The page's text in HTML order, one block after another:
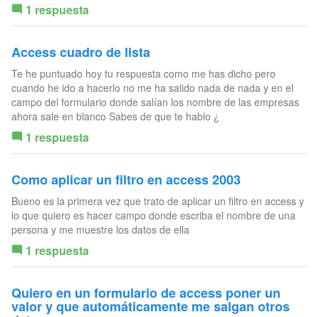
1 respuesta
Access cuadro de lista
Te he puntuado hoy tu respuesta como me has dicho pero
cuando he ido a hacerlo no me ha salido nada de nada y en el
campo del formulario donde salían los nombre de las empresas
ahora sale en blanco Sabes de que te hablo ¿
1 respuesta
Como aplicar un filtro en access 2003
Bueno es la primera vez que trato de aplicar un filtro en access y
lo que quiero es hacer campo donde escriba el nombre de una
persona y me muestre los datos de ella
1 respuesta
Quiero en un formulario de access poner un
valor y que automáticamente me salgan otros